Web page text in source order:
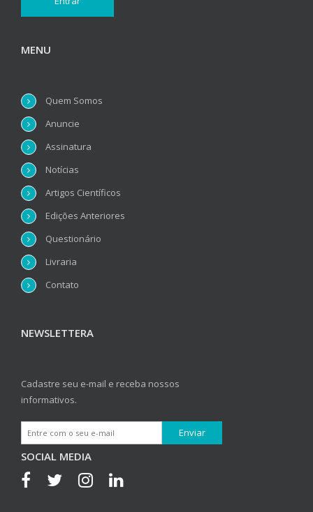
MENU
Quem Somos
Anuncie
Assinatura
Notícias
Artigos Científicos
Edições Anteriores
Questionário
Livraria
Contato
NEWSLETTERA
Cadastre seu e-mail e receba nossos
informativos.
SOCIAL MEDIA